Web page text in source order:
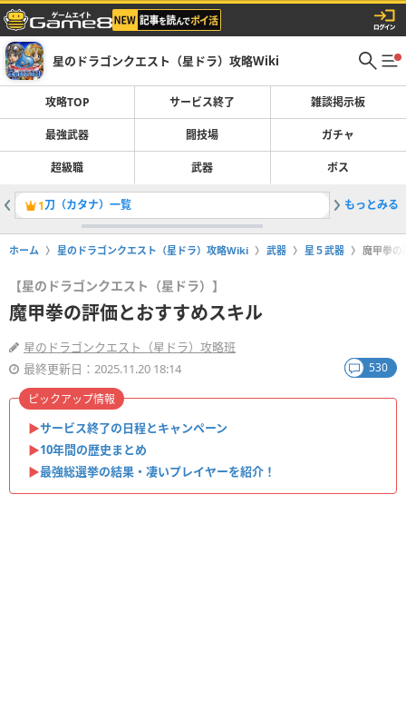
星のドラゴンクエスト（星ドラ）攻略Wiki
攻略TOP サービス終了 雑談掲示板
最強武器 闘技場 ガチャ
超級職 武器 ボス
1刀（カタナ）一覧 2余った
もっとみる
ホーム 星のドラゴンクエスト（星ドラ）攻略Wiki 武器 星５武器 魔甲拳の
【星のドラゴンクエスト（星ドラ）】
魔甲拳の評価とおすすめスキル
星のドラゴンクエスト（星ドラ）攻略班
最終更新日：2025.11.20 18:14
530
▶︎サービス終了の日程とキャンペーン
▶︎10年間の歴史まとめ
▶︎最強総選挙の結果・凄いプレイヤーを紹介！
ピックアップ情報